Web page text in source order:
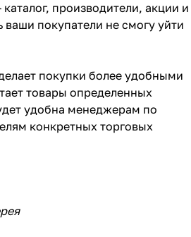
производители, акции и
ваши покупатели не смогу уйти
покупки более удобными
товары определенных
удобна менеджерам по
конкретных торговых